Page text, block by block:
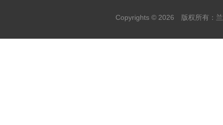
Copyrights © 2026 版权所有：